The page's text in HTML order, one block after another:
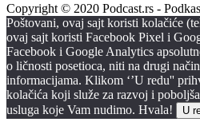
Copyright © 2020 Podcast.rs -
Poštovani, ovaj sajt koristi kolačiće
ovaj sajt koristi Facebook Pixel i
Facebook i Google Analytics
o ličnosti posetioca, niti na drugi
informacijama. Klikom ‘’U redu''
kolačića koji služe za razvoj i
usluga koje Vam nudimo. Hvala!
U